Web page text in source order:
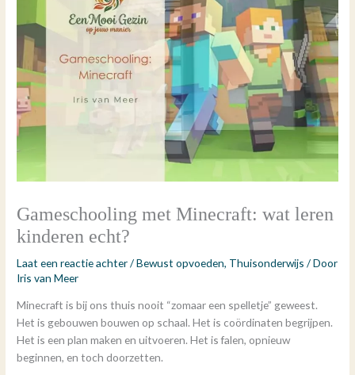
Gameschooling met Minecraft: wat leren
kinderen echt?
Laat een reactie achter/Bewust opvoeden, Thuisonderwijs / Door
Iris van Meer
Minecraft is bij ons thuis nooit “zomaar een spelletje” geweest.
Het is gebouwen bouwen op schaal. Het is coördinaten begrijpen.
Het is een plan maken en uitvoeren. Het is falen, opnieuw
beginnen, en toch doorzetten.